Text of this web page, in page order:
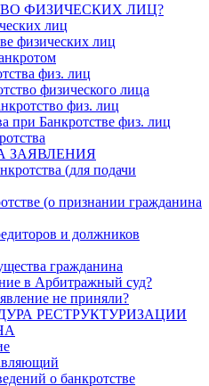
ФИЗИЧЕСКИХ ЛИЦ?
лиц
физических лиц
физ. лиц
физического лица
физ. лиц
при Банкротстве физ. лиц
ЗАЯВЛЕНИЯ
(для подачи
(о признании гражданина
и должников
гражданина
в Арбитражный суд?
не приняли?
РЕСТРУКТУРИЗАЦИИ
о банкротстве